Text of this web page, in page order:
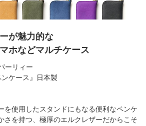
が魅力的な
ホなどマルチケース
ーリィー
ンケース』日本製
を使用したスタンドにもなる便利なペンケ
さを持つ、極厚のエルクレザーだからこそ